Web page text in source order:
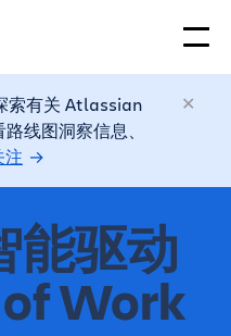
索有关 Atlassian
线图洞察信息、
注
能驱动
Work